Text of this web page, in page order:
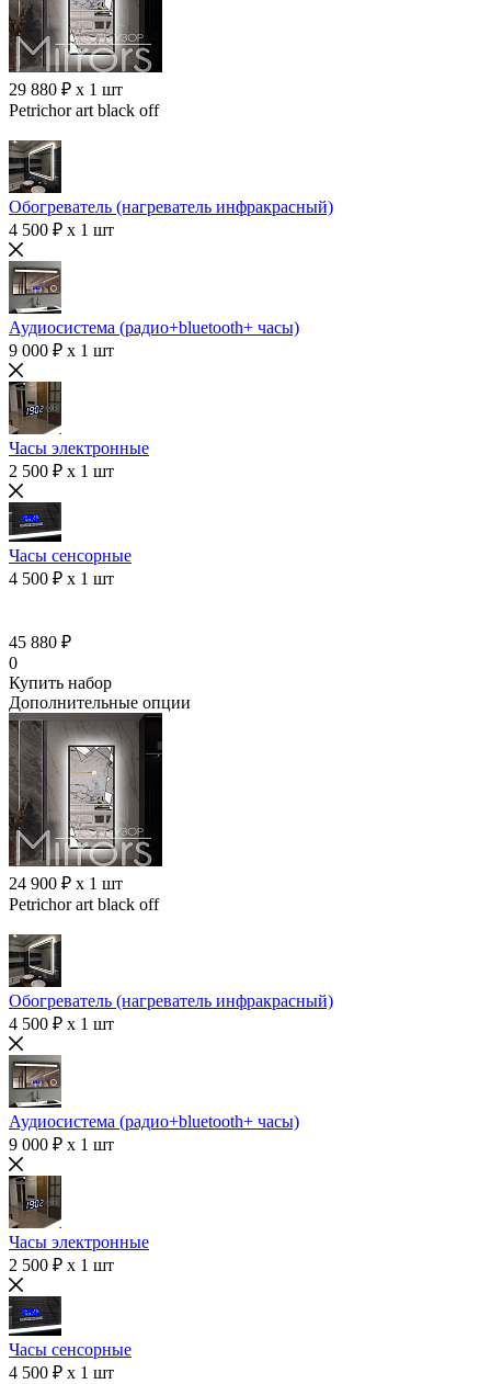
29 880 ₽ x 1 шт
Petrichor art black off
Обогреватель (нагреватель инфракрасный)
4 500 ₽ x 1 шт
Аудиосистема (радио+bluetooth+ часы)
9 000 ₽ x 1 шт
Часы электронные
2 500 ₽ x 1 шт
Часы сенсорные
4 500 ₽ x 1 шт
45 880 ₽
0
Купить набор
Дополнительные опции
24 900 ₽ x 1 шт
Petrichor art black off
Обогреватель (нагреватель инфракрасный)
4 500 ₽ x 1 шт
Аудиосистема (радио+bluetooth+ часы)
9 000 ₽ x 1 шт
Часы электронные
2 500 ₽ x 1 шт
Часы сенсорные
4 500 ₽ x 1 шт